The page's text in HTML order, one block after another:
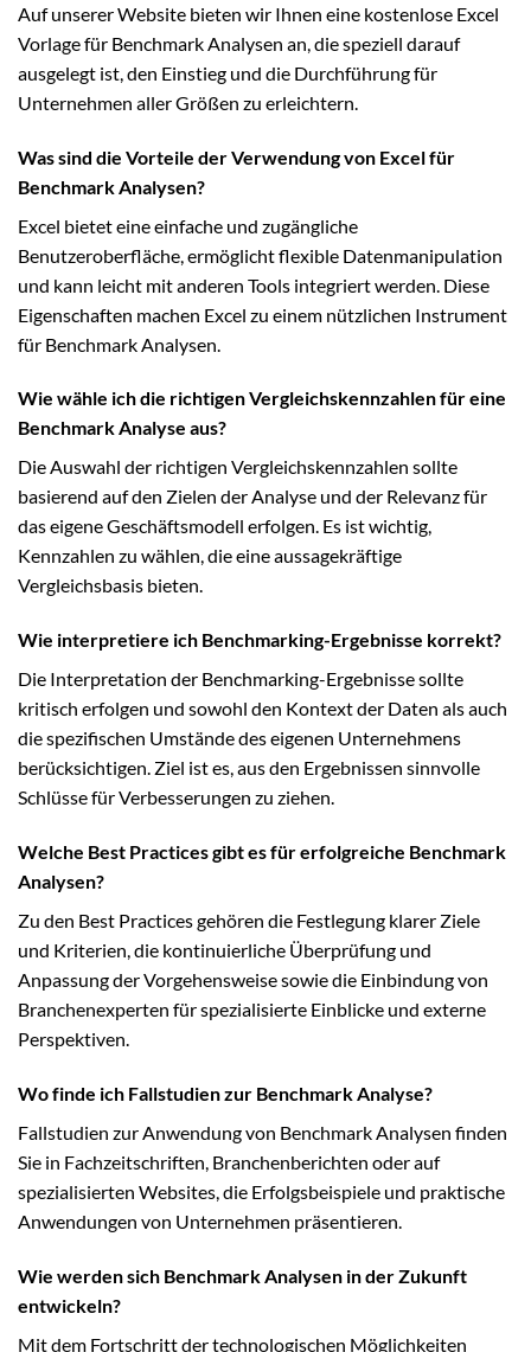
Auf unserer Website bieten wir Ihnen eine kostenlose Excel
Vorlage für Benchmark Analysen an, die speziell darauf
ausgelegt ist, den Einstieg und die Durchführung für
Unternehmen aller Größen zu erleichtern.
Was sind die Vorteile der Verwendung von Excel für
Benchmark Analysen?
Excel bietet eine einfache und zugängliche
Benutzeroberfläche, ermöglicht flexible Datenmanipulation
und kann leicht mit anderen Tools integriert werden. Diese
Eigenschaften machen Excel zu einem nützlichen Instrument
für Benchmark Analysen.
Wie wähle ich die richtigen Vergleichskennzahlen für eine
Benchmark Analyse aus?
Die Auswahl der richtigen Vergleichskennzahlen sollte
basierend auf den Zielen der Analyse und der Relevanz für
das eigene Geschäftsmodell erfolgen. Es ist wichtig,
Kennzahlen zu wählen, die eine aussagekräftige
Vergleichsbasis bieten.
Wie interpretiere ich Benchmarking-Ergebnisse korrekt?
Die Interpretation der Benchmarking-Ergebnisse sollte
kritisch erfolgen und sowohl den Kontext der Daten als auch
die spezifischen Umstände des eigenen Unternehmens
berücksichtigen. Ziel ist es, aus den Ergebnissen sinnvolle
Schlüsse für Verbesserungen zu ziehen.
Welche Best Practices gibt es für erfolgreiche Benchmark
Analysen?
Zu den Best Practices gehören die Festlegung klarer Ziele
und Kriterien, die kontinuierliche Überprüfung und
Anpassung der Vorgehensweise sowie die Einbindung von
Branchenexperten für spezialisierte Einblicke und externe
Perspektiven.
Wo finde ich Fallstudien zur Benchmark Analyse?
Fallstudien zur Anwendung von Benchmark Analysen finden
Sie in Fachzeitschriften, Branchenberichten oder auf
spezialisierten Websites, die Erfolgsbeispiele und praktische
Anwendungen von Unternehmen präsentieren.
Wie werden sich Benchmark Analysen in der Zukunft
entwickeln?
Mit dem Fortschritt der technologischen Möglichkeiten